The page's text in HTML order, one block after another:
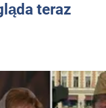
teraz